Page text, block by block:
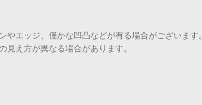
エッジ、僅かな凹凸などが有る場合がございます。
え方が異なる場合があります。